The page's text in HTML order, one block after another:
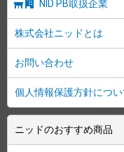
NID PB取扱企業
株式会社ニッドとは
お問い合わせ
個人情報保護方針につい
ニッドのおすすめ商品